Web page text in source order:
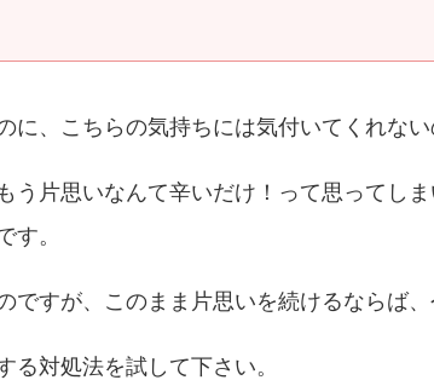
に、こちらの気持ちには気付いてくれない
う片思いなんて辛いだけ！って思ってし
す。
ですが、このまま片思いを続けるならば、
る対処法を試して下さい。